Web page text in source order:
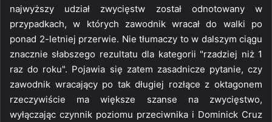
najwyższy udział zwycięstw został odnotowany w
przypadkach, w których zawodnik wracał do walki po
ponad 2-letniej przerwie. Nie tłumaczy to w dalszym ciągu
znacznie słabszego rezultatu dla kategorii "rzadziej niż 1
raz do roku". Pojawia się zatem zasadnicze pytanie, czy
zawodnik wracający po tak długiej rozłące z oktagonem
rzeczywiście ma większe szanse na zwycięstwo,
wyłączając czynnik poziomu przeciwnika i Dominick Cruz